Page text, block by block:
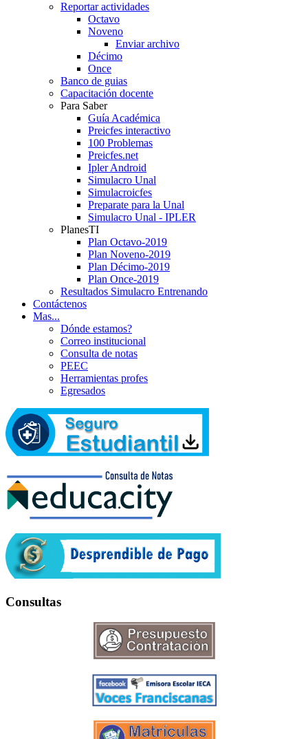
Reportar actividades
Octavo
Noveno
Enviar archivo
Décimo
Once
Banco de guias
Capacitación docente
Para Saber
Guía Académica
Preicfes interactivo
100 Problemas
Preicfes.net
Ipler Android
Simulacro Unal
Simulacroicfes
Preparate para la Unal
Simulacro Unal - IPLER
PlanesTI
Plan Octavo-2019
Plan Noveno-2019
Plan Décimo-2019
Plan Once-2019
Resultados Simulacro Entrenando
Contáctenos
Mas...
Dónde estamos?
Correo institucional
Consulta de notas
PEEC
Herramientas profes
Egresados
Consultas